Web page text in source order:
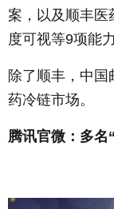
案，以及顺丰医
度可视等9项能
除了顺丰，中国
药冷链市场。
腾讯官微：多名